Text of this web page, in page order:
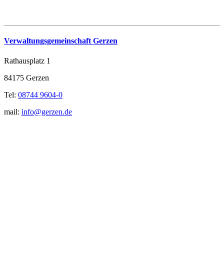
Verwaltungsgemeinschaft Gerzen
Rathausplatz 1
84175 Gerzen
Tel: 08744 9604-0
mail: info@gerzen.de